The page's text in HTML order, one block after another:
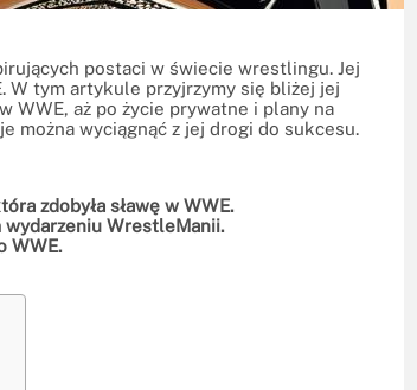
postaci w świecie wrestlingu. Jej
W tym artykule przyjrzymy się bliżej jej
WWE, aż po życie prywatne i plany na
można wyciągnąć z jej drogi do sukcesu.
zdobyła sławę w WWE.
wydarzeniu WrestleManii.
WWE.